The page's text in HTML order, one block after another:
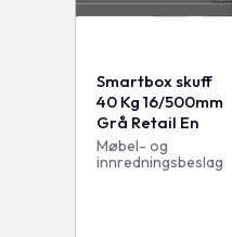
Smartbox skuff
40 Kg 16/500mm
Grå Retail En
Møbel- og
innredningsbeslag